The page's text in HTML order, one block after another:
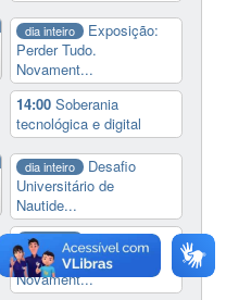
dia inteiro
Exposição:
Perder Tudo.
Novament...
14:00Soberania
tecnológica e digital
dia inteiro
Desafio
Universitário de
Nautide...
dia inteiro
Exposição:
Perder Tudo.
Novament...